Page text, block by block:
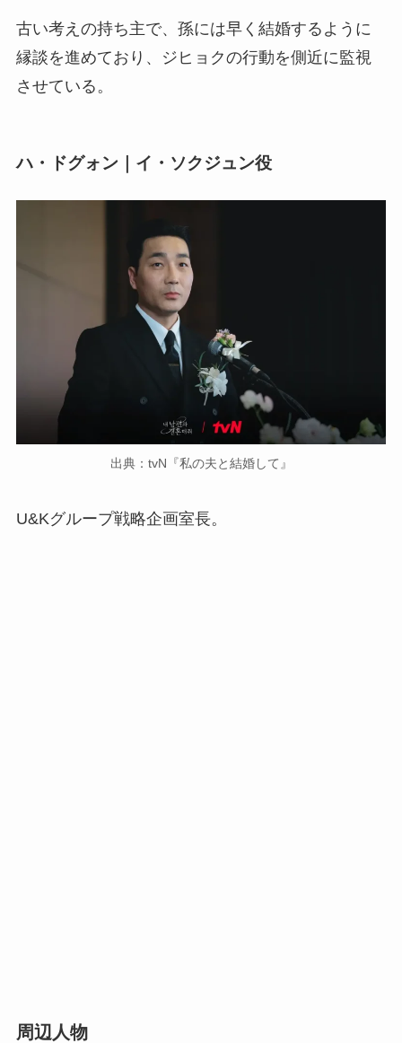
古い考えの持ち主で、孫には早く結婚するように
縁談を進めており、ジヒョクの行動を側近に監視
させている。
ハ・ドグォン｜イ・ソクジュン役
出典：tvN『私の夫と結婚して』
U&Kグループ戦略企画室長。
周辺人物